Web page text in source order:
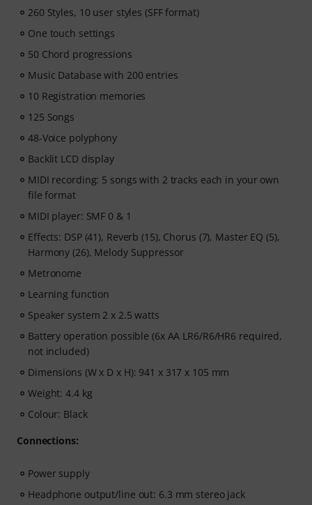
time.
- A supportive community
- Unlimited accessto lessons across piano, drums,
guitar, bass, and singing.
After your order has been shipped, you will
subscription ends automatically after expiration.
260 Styles, 10 user styles (SFF format)
One touch settings
50 Chord progressions
Music Database with 200 entries
10 Registration memories
125 Songs
48-Voice polyphony
Backlit LCD display
MIDI recording: 5 songs with 2 tracks each in your own
file format
MIDI player: SMF 0 & 1
Effects: DSP (41), Reverb (15), Chorus (7), Master EQ (5),
Harmony (26), Melody Suppressor
Metronome
Learning function
Speaker system 2 x 2.5 watts
Battery operation possible (6x AA LR6/R6/HR6 required,
not included)
Dimensions (W x D x H): 941 x 317 x 105 mm
Weight: 4.4 kg
Colour: Black
Connections:
Power supply
Headphone output/line out: 6.3 mm stereo jack